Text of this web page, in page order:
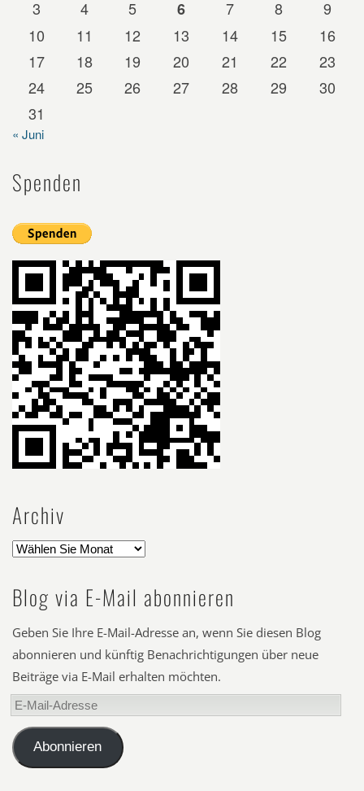
3
4 5 6 7 8
9
10
11 12 13 14 15
16
17
18 19 20 21 22
23
24
25 26 27 28 29
30
31
« Juni
Spenden
Archiv
Blog via E-Mail abonnieren
Geben Sie Ihre E-Mail-Adresse an, wenn Sie diesen Blog
abonnieren und künftig Benachrichtigungen über neue
Beiträge via E-Mail erhalten möchten.
E-
Mail-
AdresseAbonnieren